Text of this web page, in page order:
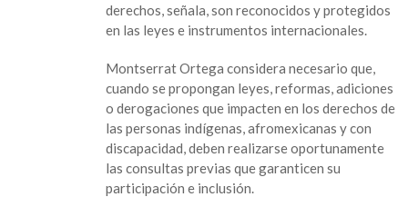
derechos, señala, son reconocidos y protegidos
en las leyes e instrumentos internacionales.
Montserrat Ortega considera necesario que,
cuando se propongan leyes, reformas, adiciones
o derogaciones que impacten en los derechos de
las personas indígenas, afromexicanas y con
discapacidad, deben realizarse oportunamente
las consultas previas que garanticen su
participación e inclusión.